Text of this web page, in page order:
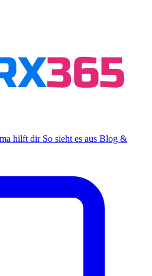
hilft dir So sieht es aus Blog &